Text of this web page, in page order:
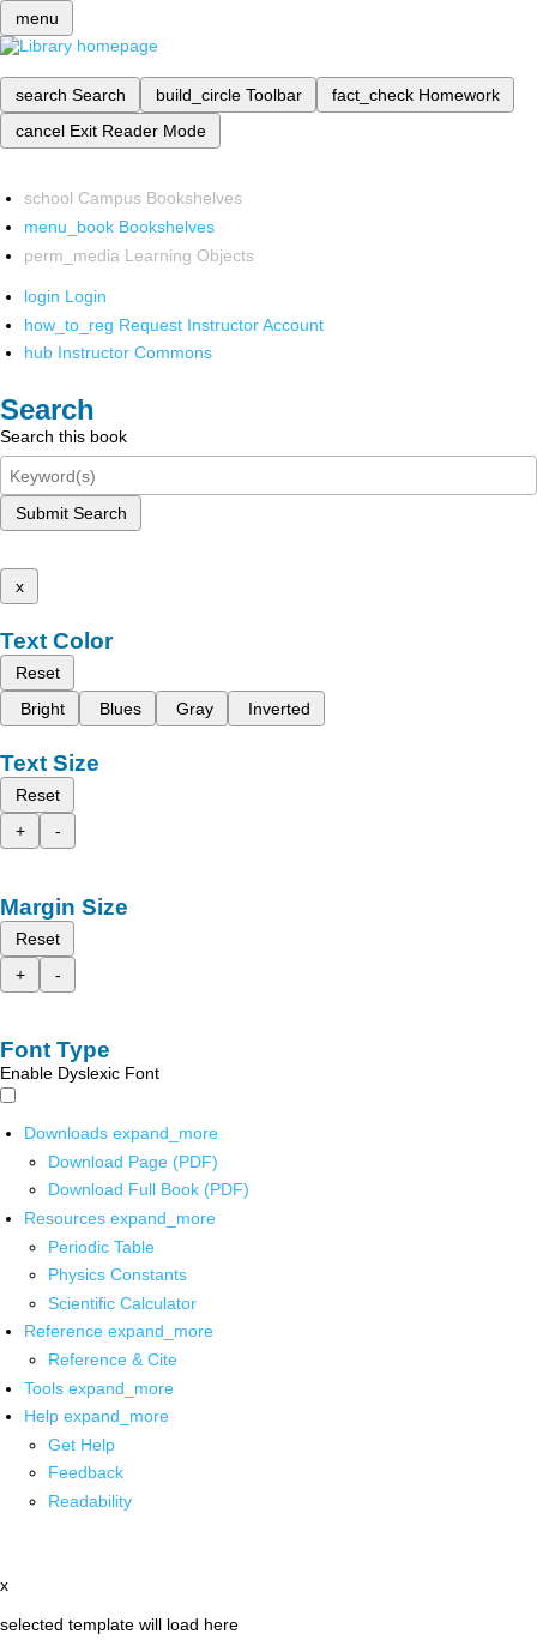
menu
search Search build_circle Toolbar fact_check Homework
cancel Exit Reader Mode
school Campus Bookshelves
menu_book Bookshelves
perm_media Learning Objects
login Login
how_to_reg Request Instructor Account
hub Instructor Commons
Search
Search this book
Submit Search
x
Text Color
Reset
Bright
Blues Gray Inverted
Text Size
Reset
+
-
Margin Size
Reset
+
-
Font Type
Enable Dyslexic Font
Downloads expand_more
Download Page (PDF)
Download Full Book (PDF)
Resources expand_more
Periodic Table
Physics Constants
Scientific Calculator
Reference expand_more
Reference & Cite
Tools expand_more
Help expand_more
Get Help
Feedback
Readability
x
selected template will load here